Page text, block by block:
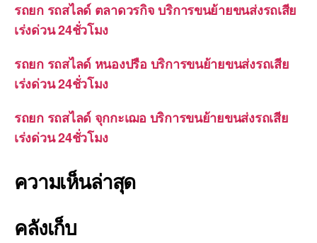
รถยก รถสไลด์ ตลาดวรกิจ บริการขนย้ายขนส่งรถเสีย
เร่งด่วน 24ชั่วโมง
รถยก รถสไลด์ หนองปรือ บริการขนย้ายขนส่งรถเสีย
เร่งด่วน 24ชั่วโมง
รถยก รถสไลด์ จุกกะเฌอ บริการขนย้ายขนส่งรถเสีย
เร่งด่วน 24ชั่วโมง
ความเห็นล่าสุด
คลังเก็บ